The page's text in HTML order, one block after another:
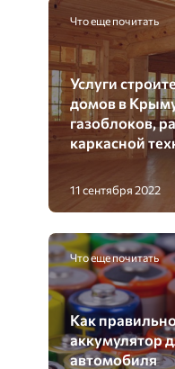
Что еще почитать
Услуги
домов в
газоблоков,
каркасной
11 сентября 2022
Что еще почитать
Как
аккумулятор
автомобиля